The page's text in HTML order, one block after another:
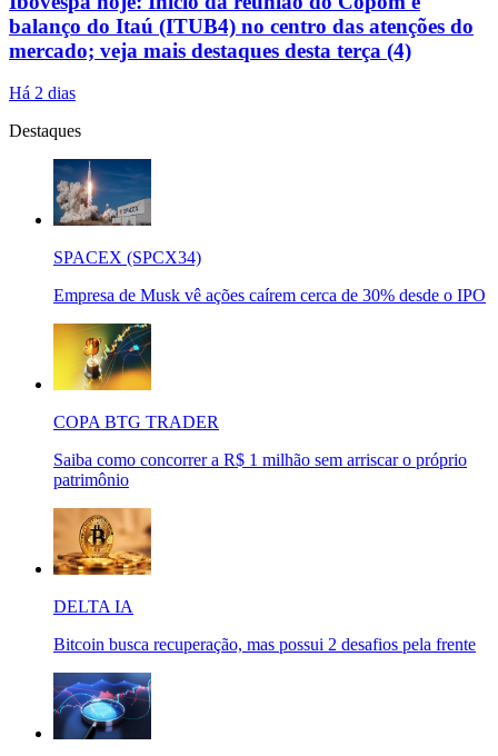
balanço do Itaú (ITUB4) no centro das atenções do
mercado; veja mais destaques desta terça (4)
Há 2 dias
Destaques
SPACEX (SPCX34)
Empresa de Musk vê ações caírem cerca de 30% desde o IPO
COPA BTG TRADER
Saiba como concorrer a R$ 1 milhão sem arriscar o próprio
patrimônio
DELTA IA
Bitcoin busca recuperação, mas possui 2 desafios pela frente